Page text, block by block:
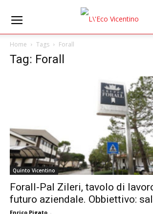
Home Tags Forall
Tag: Forall
Quinto Vicentino
Forall-Pal Zileri, tavolo di
futuro aziendale. Obbiettivo:
Enrico Pigato -